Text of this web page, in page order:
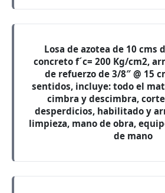
Losa de azotea de 10 cms
concreto f´c= 200 Kg/cm2,
de refuerzo de 3/8″ @ 15
sentidos, incluye: todo el
cimbra y descimbra,
desperdicios, habilitado y
limpieza, mano de obra,
de mano